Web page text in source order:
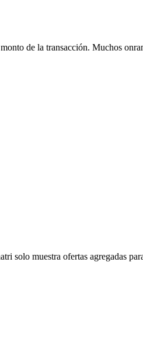
de la transacción. Muchos
solo muestra ofertas agregadas